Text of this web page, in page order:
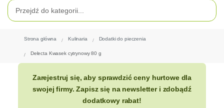
Strona główna Kulinaria Dodatki do pieczenia
Delecta Kwasek cytrynowy 80 g
Zarejestruj się, aby sprawdzić ceny hurtowe dla
swojej firmy. Zapisz się na newsletter i zdobądź
dodatkowy rabat!